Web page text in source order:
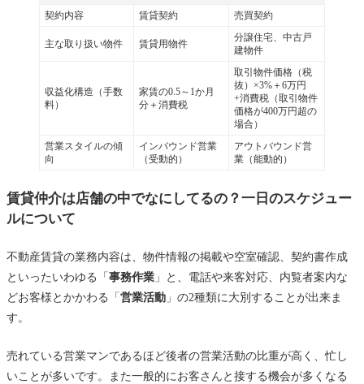
契約内容 賃貸契約 売買契約
主な取り扱い物件 賃貸用物件
分譲住宅、中古戸
建物件
収益化構造（手数
料）
家賃の0.5～1か月
分＋消費税
取引物件価格（税
抜）×3%＋6万円
+消費税（取引物件
価格が400万円超の
場合）
営業スタイルの傾
向
インバウンド営業
（受動的）
アウトバウンド営
業（能動的）
賃貸仲介は店舗の中でなにしてるの？一日のスケジュー
ルについて
不動産賃貸の業務内容は、物件情報の掲載や空室確認、契約書作成
といったいわゆる「事務作業 」と、電話や来客対応、内覧者案内な
どお客様とかかわる「営業活動 」の2種類に大別することが出来ま
す。
売れている営業マンであるほど後者の営業活動の比重が高く、忙し
いことが多いです。また一般的にお客さんと接する機会が多くなる